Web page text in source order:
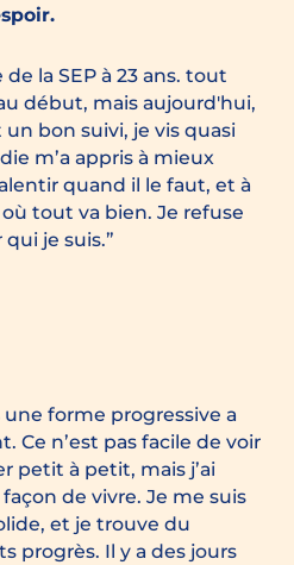
la SEP à 23 ans. tout
début, mais aujourd'hui,
bon suivi, je vis quasi
m’a appris à mieux
quand il le faut, et à
tout va bien. Je refuse
qui je suis.
forme progressive a
Ce n’est pas facile de voir
petit à petit, mais j’ai
de vivre. Je me suis
et je trouve du
progrès. Il y a des jours